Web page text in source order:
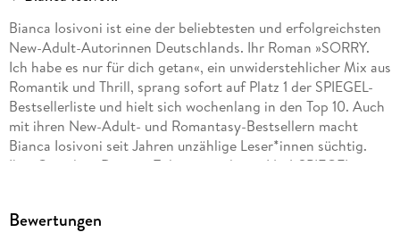
Bianca Iosivoni ist eine der beliebtesten und erfolgreichsten
New-Adult-Autorinnen Deutschlands. Ihr Roman »SORRY.
Ich habe es nur für dich getan«, ein unwiderstehlicher Mix aus
Romantik und Thrill, sprang sofort auf Platz 1 der SPIEGEL-
Bestsellerliste und hielt sich wochenlang in den Top 10. Auch
mit ihren New-Adult- und Romantasy-Bestsellern macht
Bianca Iosivoni seit Jahren unzählige Leser*innen süchtig.
Ihre Canadian-Dreams-Trilogie wurde zur Nr. 1-SPIEGEL-
Autorin auf dringenden Wunsch ihrer Fans endlich zurück
Bewertungen